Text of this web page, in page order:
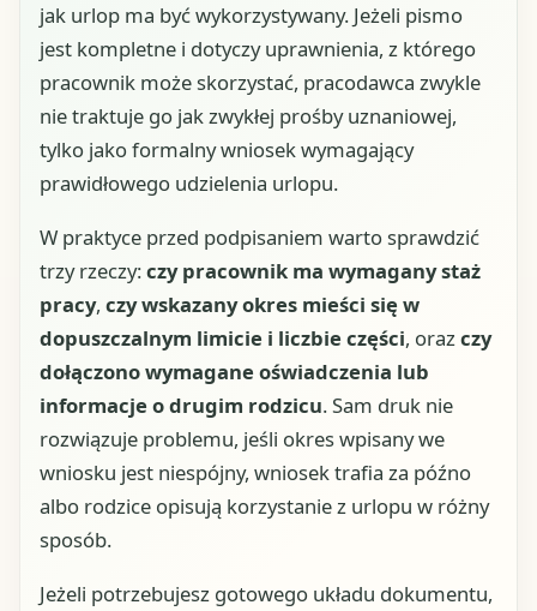
jak urlop ma być wykorzystywany. Jeżeli pismo
jest kompletne i dotyczy uprawnienia, z którego
pracownik może skorzystać, pracodawca zwykle
nie traktuje go jak zwykłej prośby uznaniowej,
tylko jako formalny wniosek wymagający
prawidłowego udzielenia urlopu.
W praktyce przed podpisaniem warto sprawdzić
trzy rzeczy:czy pracownik ma wymagany staż
pracy, czy wskazany okres mieści się w
dopuszczalnym limicie i liczbie części, orazczy
dołączono wymagane oświadczenia lub
informacje o drugim rodzicu. Sam druk nie
rozwiązuje problemu, jeśli okres wpisany we
wniosku jest niespójny, wniosek trafia za późno
albo rodzice opisują korzystanie z urlopu w różny
sposób.
Jeżeli potrzebujesz gotowego układu dokumentu,